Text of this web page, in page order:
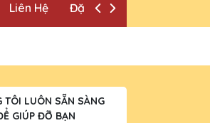
Liên Hệ Đặt Lịch Khảo Sát
TÔI LUÔN SẴN SÀNG
GIÚP ĐỠ BẠN